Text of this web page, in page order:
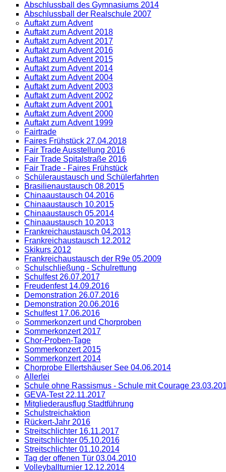
Abschlussball des Gymnasiums 2014
Abschlussball der Realschule 2007
Auftakt zum Advent
Auftakt zum Advent 2018
Auftakt zum Advent 2017
Auftakt zum Advent 2016
Auftakt zum Advent 2015
Auftakt zum Advent 2014
Auftakt zum Advent 2004
Auftakt zum Advent 2003
Auftakt zum Advent 2002
Auftakt zum Advent 2001
Auftakt zum Advent 2000
Auftakt zum Advent 1999
Fairtrade
Faires Frühstück 27.04.2018
Fair Trade Ausstellung 2016
Fair Trade Spitalstraße 2016
Fair Trade - Faires Frühstück
Schüleraustausch und Schülerfahrten
Brasilienaustausch 08.2015
Chinaaustausch 04.2016
Chinaaustausch 10.2015
Chinaaustausch 05.2014
Chinaaustausch 10.2013
Frankreichaustausch 04.2013
Frankreichaustausch 12.2012
Skikurs 2012
Frankreichaustausch der R9e 05.2009
Schulschließung - Schulrettung
Schulfest 26.07.2017
Freudenfest 14.09.2016
Demonstration 26.07.2016
Demonstration 20.06.2016
Schulfest 17.06.2016
Sommerkonzert und Chorproben
Sommerkonzert 2017
Chor-Proben-Tage
Sommerkonzert 2015
Sommerkonzert 2014
Chorprobe Ellertshäuser See 04.06.2014
Allerlei
Schule ohne Rassismus - Schule mit Courage
GEVA-Test 22.11.2017
Mitgliederausflug Stadtführung
Schulstreichaktion
Rückert-Jahr 2016
Streitschlichter 16.11.2017
Streitschlichter 05.10.2016
Streitschlichter 01.10.2014
Tag der offenen Tür 03.04.2010
Volleyballturnier 12.12.2014